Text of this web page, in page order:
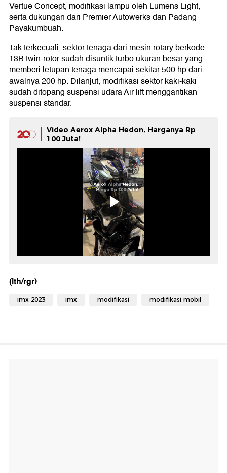
Vertue Concept, modifikasi lampu oleh Lumens Light,
serta dukungan dari Premier Autowerks dan Padang
Payakumbuah.
Tak terkecuali, sektor tenaga dari mesin rotary berkode
13B twin-rotor sudah disuntik turbo ukuran besar yang
memberi letupan tenaga mencapai sekitar 500 hp dari
awalnya 200 hp. Dilanjut, modifikasi sektor kaki-kaki
sudah ditopang suspensi udara Air lift menggantikan
suspensi standar.
Video Aerox Alpha Hedon, Harganya Rp
100 Juta!
(lth/rgr)
imx 2023 imx modifikasi modifikasi mobil